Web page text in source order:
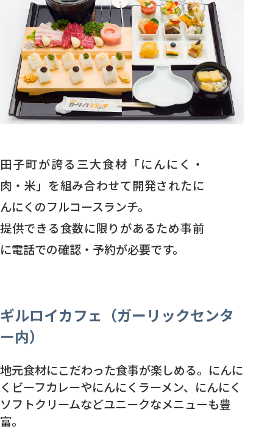
田子町が誇る三大食材「にんにく・
肉・米」を組み合わせて開発されたに
んにくのフルコースランチ。
提供できる食数に限りがあるため事前
に電話での確認・予約が必要です。
ギルロイカフェ（ガーリックセンタ
ー内）
地元食材にこだわった食事が楽しめる。にんに
くビーフカレーやにんにくラーメン、にんにく
ソフトクリームなどユニークなメニューも豊
富。